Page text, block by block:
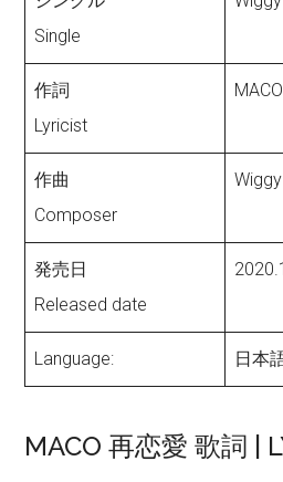
Single
作詞
Lyricist
MACO
作曲
Composer
Wiggy
発売日
Released date
Language: 日本
MACO 再恋愛 歌詞 |